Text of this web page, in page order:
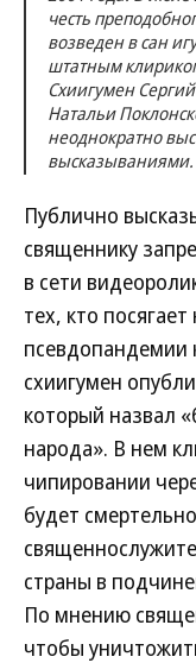
честь
возведен в сан
штатным
Схиигумен
Натальи
неоднократно
высказываниями.
Публично
священнику
в сети
тех, кто
псевдопандемии
схиигумен
который назвал
народа». В нем
чипировании
будет
страны в
По мнению
чтобы